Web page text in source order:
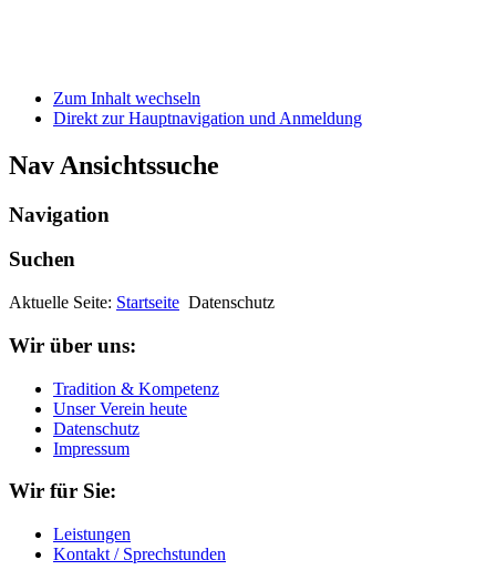
Zum Inhalt wechseln
Direkt zur Hauptnavigation und Anmeldung
Nav Ansichtssuche
Navigation
Suchen
Aktuelle Seite: Startseite Datenschutz
Wir über uns:
Tradition & Kompetenz
Unser Verein heute
Datenschutz
Impressum
Wir für Sie:
Leistungen
Kontakt / Sprechstunden